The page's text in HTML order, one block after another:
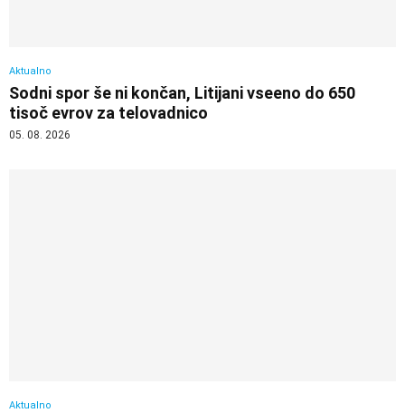
Aktualno
Sodni spor še ni končan, Litijani vseeno do 650
tisoč evrov za telovadnico
05. 08. 2026
Aktualno